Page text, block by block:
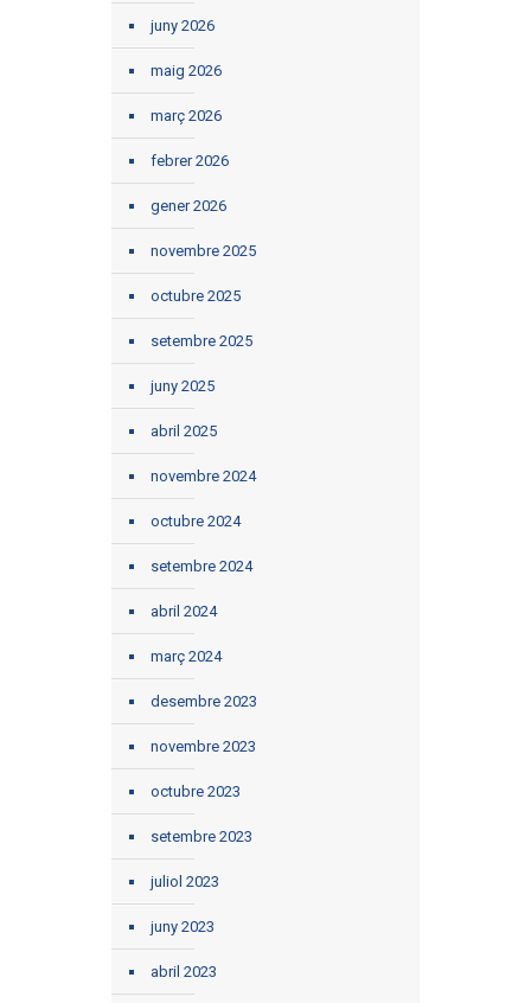
juny 2026
maig 2026
març 2026
febrer 2026
gener 2026
novembre 2025
octubre 2025
setembre 2025
juny 2025
abril 2025
novembre 2024
octubre 2024
setembre 2024
abril 2024
març 2024
desembre 2023
novembre 2023
octubre 2023
setembre 2023
juliol 2023
juny 2023
abril 2023